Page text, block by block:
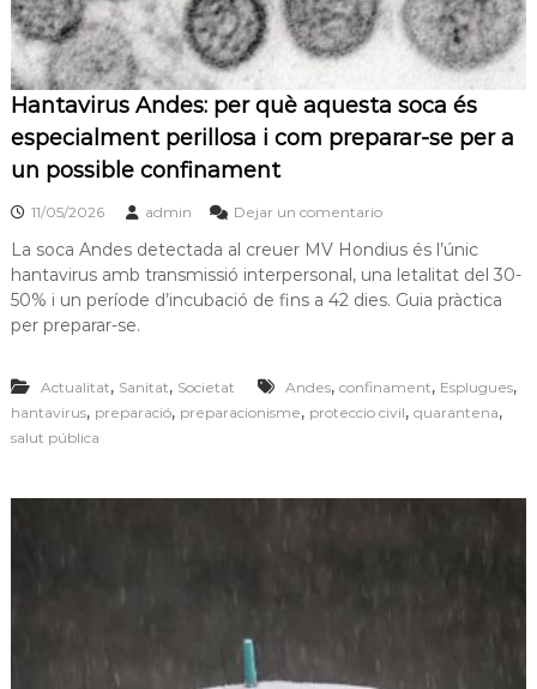
Hantavirus Andes: per què aquesta soca és
especialment perillosa i com preparar-se per a
un possible confinament
11/05/2026 admin Dejar un comentario
La soca Andes detectada al creuer MV Hondius és l’únic
hantavirus amb transmissió interpersonal, una letalitat del 30-
50% i un període d’incubació de fins a 42 dies. Guia pràctica
per preparar-se.
Actualitat, Sanitat, Societat Andes, confinament, Esplugues,
hantavirus, preparació, preparacionisme, proteccio civil, quarantena,
salut pública